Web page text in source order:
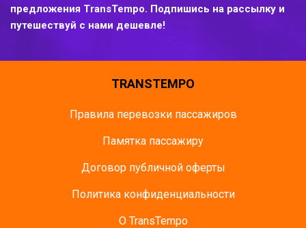
предложения TransTempo. Подпишись на рассылку и
путешествуй с нами дешевле!
TRANSTEMPO
Правила перевозки пассажиров
Памятка пасcажиру
Договор публичной оферты
Политика конфиденциальности
О TransTempo